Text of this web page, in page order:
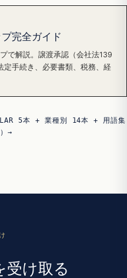
完全ガイド
で解説。譲渡承認（会社法139
定手続き、必要書類、税務、経
5本 + 業種別 14本 + 用語集
→
受け取る